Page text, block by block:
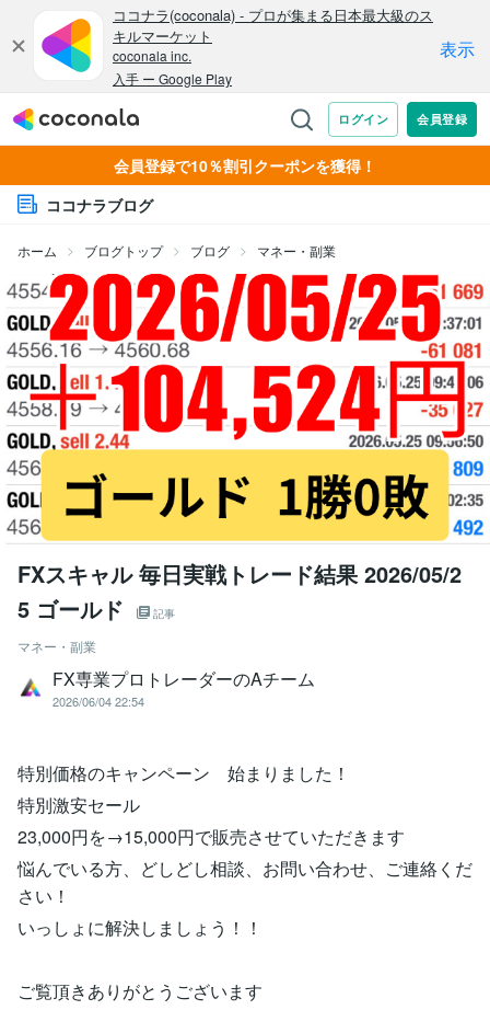
会員登録で10％割引クーポンを獲得！
ココナラブログ
ホーム ブログトップ ブログ マネー・副業
FXスキャル 毎日実戦トレード結果 2026/05/2
5 ゴールド
記事
マネー・副業
FX専業プロトレーダーのAチーム
2026/06/04 22:54
特別価格のキャンペーン 始まりました！
特別激安セール
23,000円を→15,000円で販売させていただきます
悩んでいる方、どしどし相談、お問い合わせ、ご連絡くだ
さい！
いっしょに解決しましょう！！
ご覧頂きありがとうございます